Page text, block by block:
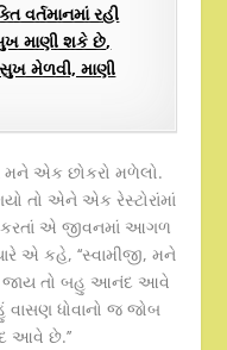
રહી
માણી શકે છે,
મેળવી, માણી
મને એક છોકરો મળેલો.
તો એને એક રેસ્ટોરાંમાં
કરતાં એ જીવનમાં આગળ
એ કહે, ‘‘સ્વામીજી, મને
જાય તો બહુ આનંદ આવે
વાસણ ધોવાનો જ જોબ
આવે છે.’’